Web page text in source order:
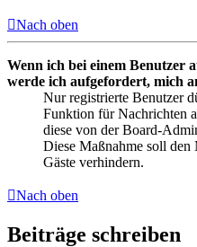
Nach oben
Wenn ich bei einem Benutzer
werde ich aufgefordert, mich
Nur registrierte Benutzer
Funktion für Nachrichten
diese von der Board-
Diese Maßnahme soll den
Gäste verhindern.
Nach oben
Beiträge schreiben